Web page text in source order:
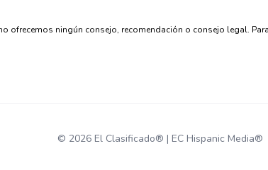
ningún consejo, recomendación o consejo legal.
© 2026 El Clasificado® | EC Hispanic Media®